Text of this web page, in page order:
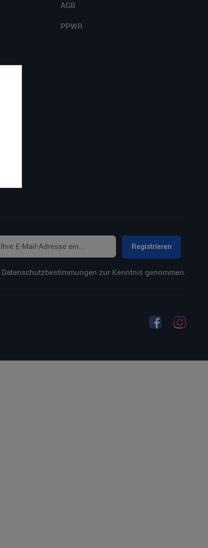
AGB
PPWR
Registrieren
Datenschutzbestimmungen zur Kenntnis genommen.